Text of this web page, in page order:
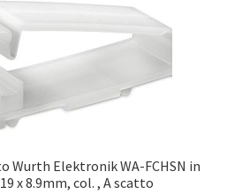
Wurth Elektronik WA-FCHSN in
x 8.9mm, col. , A scatto